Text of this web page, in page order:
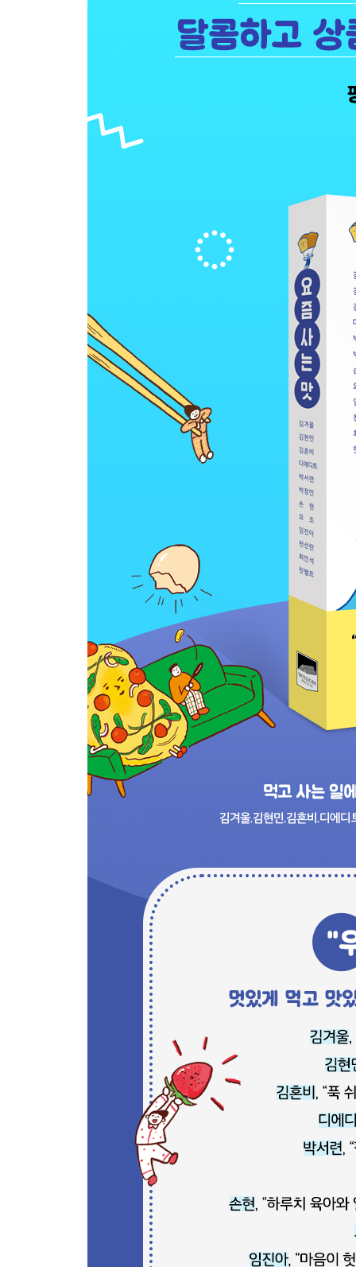
소문호(小文豪)의 먹고 사는 이야기 _ 최민석
적어도 볶음밥의 열기만큼은 / 적어도 그 비법을
방구석 세계 여행 / 김치 없인 못 살아 / 냉면 러버 /